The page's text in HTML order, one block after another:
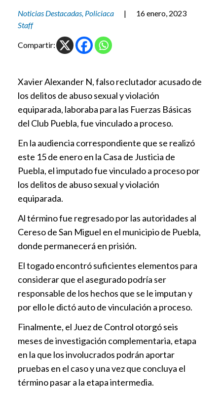
Noticias Destacadas, Policiaca |
16 enero, 2023
Staff
Compartir:
Xavier Alexander N, falso reclutador acusado de
los delitos de abuso sexual y violación
equiparada, laboraba para las Fuerzas Básicas
del Club Puebla, fue vinculado a proceso.
En la audiencia correspondiente que se realizó
este 15 de enero en la Casa de Justicia de
Puebla, el imputado fue vinculado a proceso por
los delitos de abuso sexual y violación
equiparada.
Al término fue regresado por las autoridades al
Cereso de San Miguel en el municipio de Puebla,
donde permanecerá en prisión.
El togado encontró suficientes elementos para
considerar que el asegurado podría ser
responsable de los hechos que se le imputan y
por ello le dictó auto de vinculación a proceso.
Finalmente, el Juez de Control otorgó seis
meses de investigación complementaria, etapa
en la que los involucrados podrán aportar
pruebas en el caso y una vez que concluya el
término pasar a la etapa intermedia.